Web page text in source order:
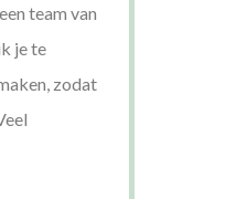
team van
je te
zodat